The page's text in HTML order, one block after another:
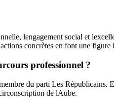
lengagement social et
concrètes en font une
professionnel ?
du parti Les Républicains.
de lAube.